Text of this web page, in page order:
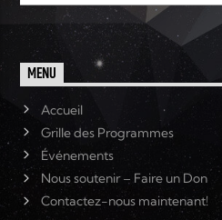
MENU
Accueil
Grille des Programmes
Événements
Nous soutenir – Faire un Don
Contactez-nous maintenant!